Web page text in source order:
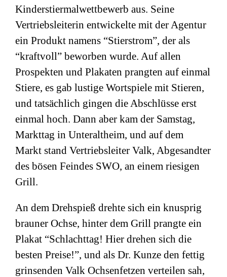
Kinderstiermalwettbewerb aus. Seine
Vertriebsleiterin entwickelte mit der Agentur
ein Produkt namens “Stierstrom”, der als
“kraftvoll” beworben wurde. Auf allen
Prospekten und Plakaten prangten auf einmal
Stiere, es gab lustige Wortspiele mit Stieren,
und tatsächlich gingen die Abschlüsse erst
einmal hoch. Dann aber kam der Samstag,
Markttag in Unteraltheim, und auf dem
Markt stand Vertriebsleiter Valk, Abgesandter
des bösen Feindes SWO, an einem riesigen
Grill.
An dem Drehspieß drehte sich ein knusprig
brauner Ochse, hinter dem Grill prangte ein
Plakat “Schlachttag! Hier drehen sich die
besten Preise!”, und als Dr. Kunze den fettig
grinsenden Valk Ochsenfetzen verteilen sah,